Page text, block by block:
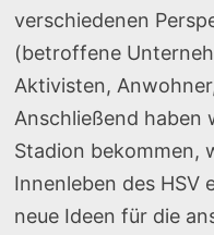
verschiedenen
(betroffene
Aktivisten,
Anschließend haben
Stadion bekommen,
Innenleben des HSV
neue Ideen für die